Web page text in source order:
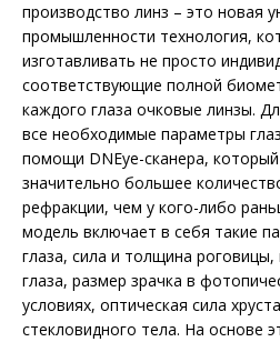
производство линз – это новая
промышленности технология,
изготавливать не просто
соответствующие полной
каждого глаза очковые линзы.
все необходимые параметры
помощи DNEye-сканера, который
значительно большее
рефракции, чем у кого-либо
модель включает в себя такие
глаза, сила и толщина
глаза, размер зрачка в
условиях, оптическая сила
стекловидного тела. На основе